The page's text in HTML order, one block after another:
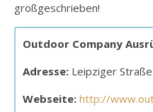
großgeschrieben!
Outdoor Company
Adresse: Leipziger
Webseite: http://